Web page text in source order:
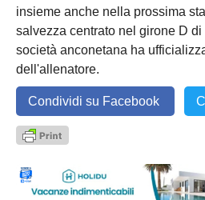
insieme anche nella prossima
salvezza centrato nel girone D
società anconetana ha
dell'allenatore.
Condividi su Facebook